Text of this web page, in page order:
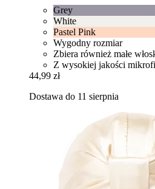
Grey
White
Pastel Pink
Wygodny rozmiar
Zbiera również małe
Z wysokiej jakości
44,99 zł
Dostawa do 11 sierpnia